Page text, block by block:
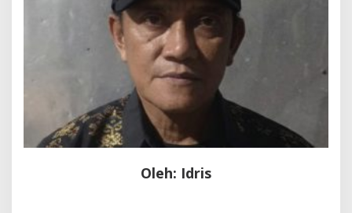
Oleh: Idris